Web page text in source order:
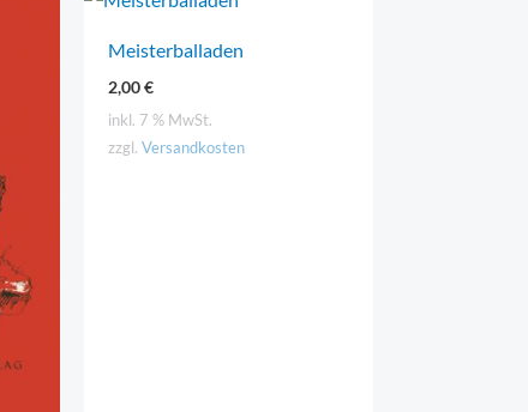
Meisterballaden
2,00€
inkl. 7 % MwSt.
zzgl. Versandkosten